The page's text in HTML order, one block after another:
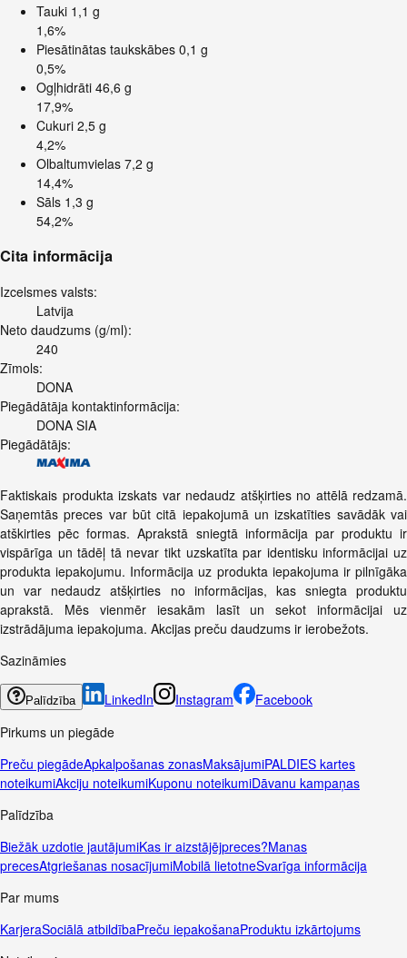
Tauki 1,1 g
1,6%
Piesātinātas taukskābes 0,1 g
0,5%
Ogļhidrāti 46,6 g
17,9%
Cukuri 2,5 g
4,2%
Olbaltumvielas 7,2 g
14,4%
Sāls 1,3 g
54,2%
Cita informācija
Izcelsmes valsts:
Latvija
Neto daudzums (g/ml):
240
Zīmols:
DONA
Piegādātāja kontaktinformācija:
DONA SIA
Piegādātājs:
Faktiskais produkta izskats var nedaudz atšķirties no attēlā redzamā.
Saņemtās preces var būt citā iepakojumā un izskatīties savādāk vai
atškirties pēc formas. Aprakstā sniegtā informācija par produktu ir
vispārīga un tādēļ tā nevar tikt uzskatīta par identisku informācijai uz
produkta iepakojumu. Informācija uz produkta iepakojuma ir pilnīgāka
un var nedaudz atšķirties no informācijas, kas sniegta produktu
aprakstā. Mēs vienmēr iesakām lasīt un sekot informācijai uz
izstrādājuma iepakojuma. Akcijas preču daudzums ir ierobežots.
Sazināmies
Palīdzība LinkedIn Instagram
Facebook
Pirkums un piegāde
Preču piegādeApkalpošanas zonasMaksājumiPALDIES kartes
noteikumiAkciju noteikumiKuponu noteikumiDāvanu kampaņas
Palīdzība
Biežāk uzdotie jautājumiKas ir aizstājējpreces?Manas
precesAtgriešanas nosacījumiMobilā lietotneSvarīga informācija
Par mums
KarjeraSociālā atbildībaPreču iepakošanaProduktu izkārtojums